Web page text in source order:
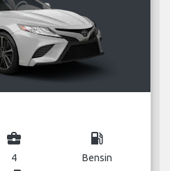
business_center
4
local_gas_station
Bensin